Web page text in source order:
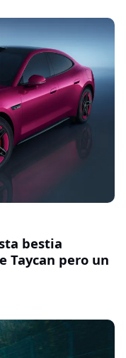
bestia
Taycan pero un